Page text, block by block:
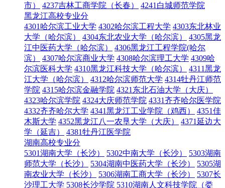
市）
4237吉林工商学院（长春）
4241白城师范学院
黑龙江高校专业分
4301哈尔滨工业大学 4302哈尔滨工程大学 4303东北林业
大学（哈尔滨）
4304东北农业大学（哈尔滨）
4305黑龙
江中医药大学（哈尔滨）
4306黑龙江工程学院(哈尔
滨）
4307哈尔滨商业大学 4308哈尔滨理工大学 4309哈
尔滨医科大学 4310黑龙江科技大学（哈尔滨）
4311黑龙
江大学（哈尔滨）
4312哈尔滨师范大学 4314牡丹江师范
学院 4315哈尔滨金融学院 4321东北石油大学（大庆）
4323哈尔滨学院 4324大庆师范学院 4331齐齐哈尔医学院
4332齐齐哈尔大学 4341黑龙江工业学院（鸡西）
4351佳
木斯大学 4352黑龙江八一农垦大学（大庆）
4371延边大
学（延吉）
4381牡丹江医学院
湖南高校专业分
5301湖南大学（长沙）
5302中南大学（长沙）
5303湖南
师范大学（长沙）
5304湖南中医药大学（长沙）
5305湖
南农业大学（长沙）
5306湖南工商大学（长沙）
5307长
沙理工大学 5308长沙学院 5310湖南人文科技学院（娄